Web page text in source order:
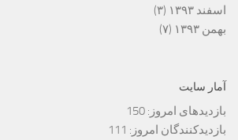
اسفند ۱۳۹۳
(۳)
بهمن ۱۳۹۳
(۷)
آمار سایت
بازدیدهای امروز: 150
بازدیدکنندگان امروز: 111